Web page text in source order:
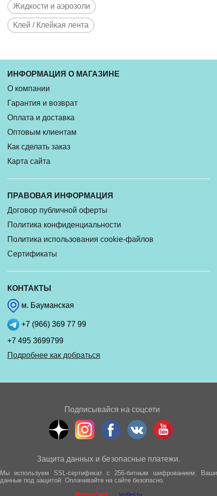
Жидкости и аэрозоли
Клей / Клейкая лента
ИНФОРМАЦИЯ О МАГАЗИНЕ
О компании
Гарантия и возврат
Оплата и доставка
Оптовым клиентам
Как сделать заказ
Карта сайта
ПРАВОВАЯ ИНФОРМАЦИЯ
Договор публичной оферты
Политика конфиденциальности
Политика использования cookie-файлов
Сертификаты
КОНТАКТЫ
м. Бауманская
+7 (966) 369 77 99
+7 495 3699799
Подробнее как добраться
Подписывайся на соцсети
Защита данных и безопасные платежи.
Мы используем SSL-сертификат с 256-битным шифрованием. Ваши
данные под защитой. Оплачивайте на сайте безопасно.